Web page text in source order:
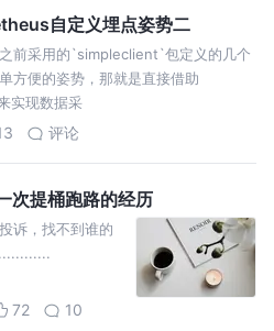
自定义埋点姿势二
前采用的`simpleclient`包定义的几个
方便的姿势，那就是直接借助
实现数据采
评论
次提桶跑路的经历
诉，找不到谁的
72 10